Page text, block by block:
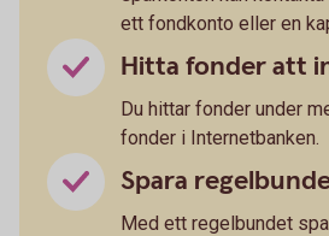
ett fondkonto eller en
Hitta fonder att
Du hittar fonder under
fonder i Internetbanken.
Spara
Med ett regelbundet